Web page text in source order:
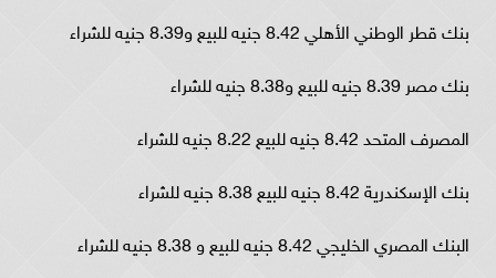
بنك قطر الوطني الأهلي 8.42 جنيه للبيع و8.39 جنيه للشراء
بنك مصر 8.39 جنيه للبيع و8.38 جنيه للشراء
المصرف المتحد 8.42 جنيه للبيع 8.22 جنيه للشراء
بنك الإسكندرية 8.42 جنيه للبيع 8.38 جنيه للشراء
البنك المصري الخليجي 8.42 جنيه للبيع و 8.38 جنيه للشراء